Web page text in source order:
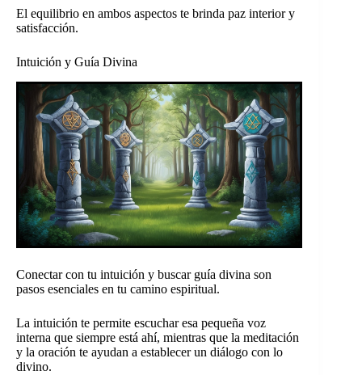
El equilibrio en ambos aspectos te brinda paz interior y
satisfacción.
Intuición y Guía Divina
Conectar con tu intuición y buscar guía divina son
pasos esenciales en tu camino espiritual.
La intuición te permite escuchar esa pequeña voz
interna que siempre está ahí, mientras que la meditación
y la oración te ayudan a establecer un diálogo con lo
divino.